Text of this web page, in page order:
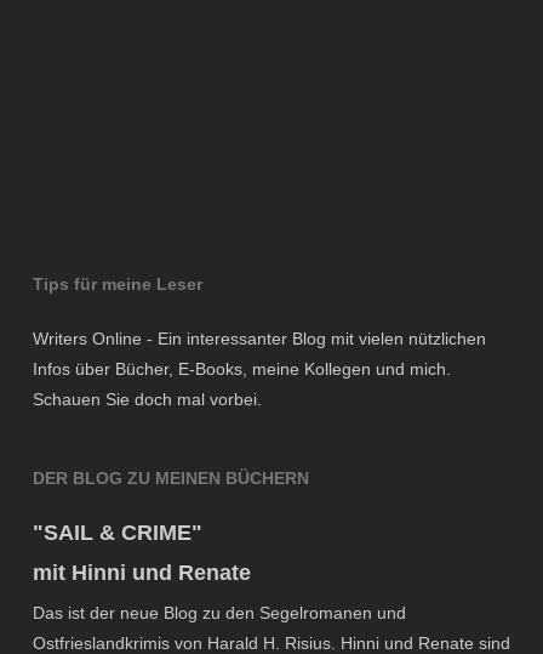
Tips für meine Leser
Writers Online - Ein interessanter Blog mit vielen nützlichen
Infos über Bücher, E-Books, meine Kollegen und mich.
Schauen Sie doch mal vorbei.
DER BLOG ZU MEINEN BÜCHERN
"SAIL & CRIME"
mit Hinni und Renate
Das ist der neue Blog zu den Segelromanen und
Ostfrieslandkrimis von Harald H. Risius. Hinni und Renate sind